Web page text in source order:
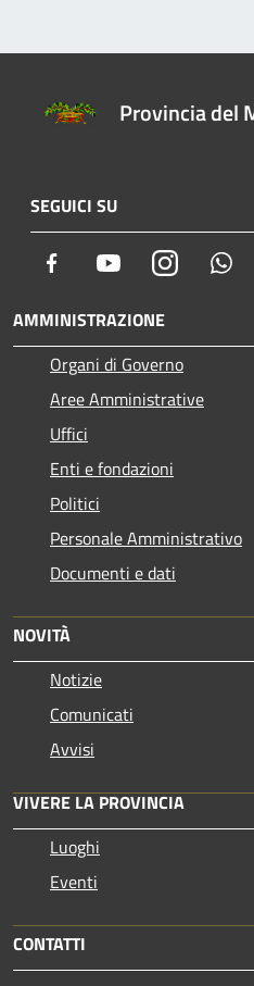
Provincia del
SEGUICI SU
Facebook YoutubeInstagram
AMMINISTRAZIONE
Organi di Governo
Aree Amministrative
Uffici
Enti e fondazioni
Politici
Personale Amministrativo
Documenti e dati
NOVITÀ
Notizie
Comunicati
Avvisi
VIVERE LA PROVINCIA
Luoghi
Eventi
CONTATTI